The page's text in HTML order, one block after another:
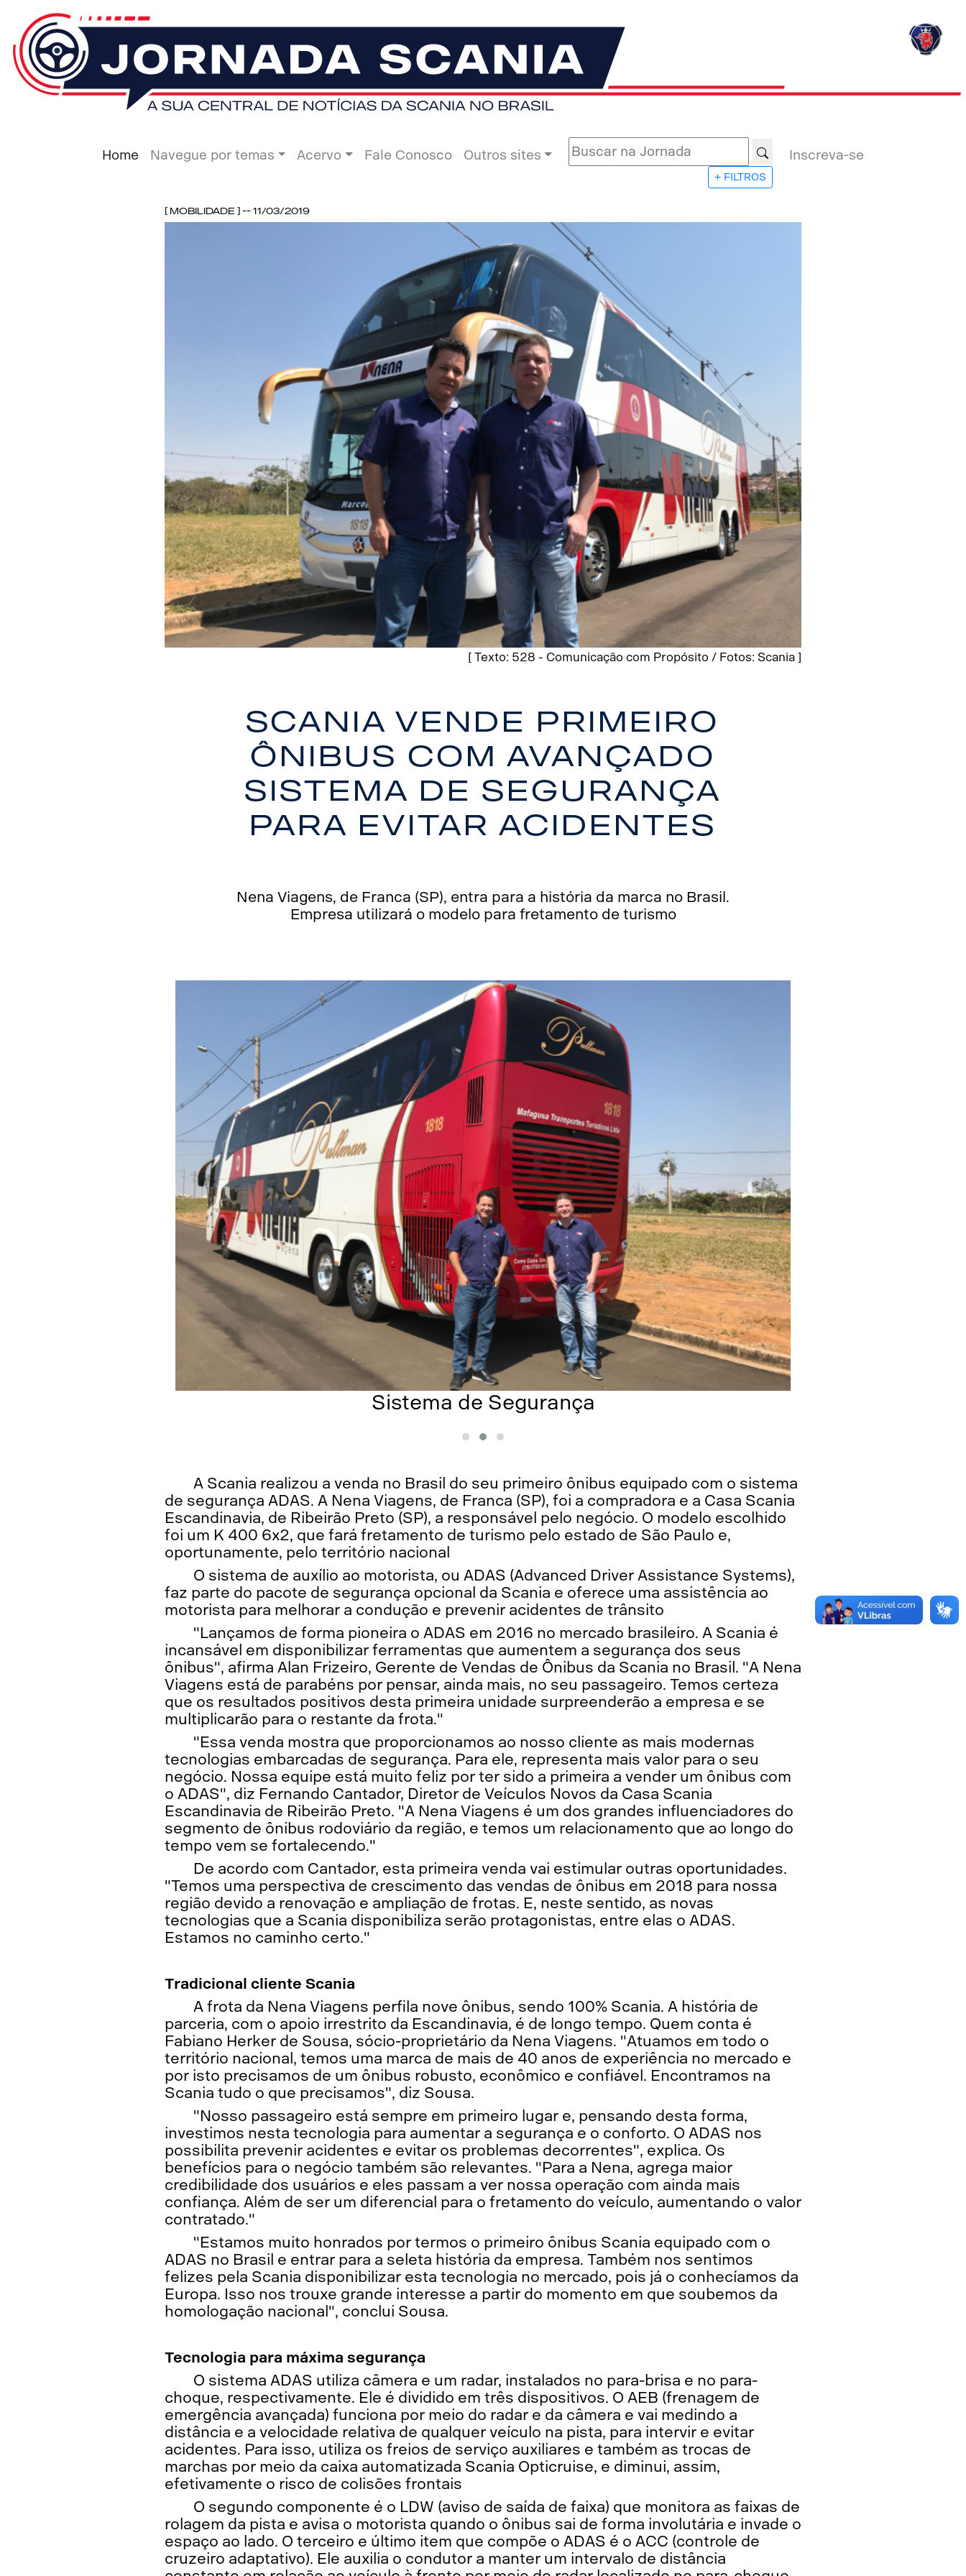
Home Navegue por temas Acervo Fale Conosco Outros sites
+ FILTROS
Inscreva-se
[ Mobilidade ] -- 11/03/2019
[ Texto: 528 - Comunicação com Propósito / Fotos: Scania ]
Scania vende primeiro
ônibus com avançado
sistema de segurança
para evitar acidentes
Nena Viagens, de Franca (SP), entra para a história da marca no Brasil.
Empresa utilizará o modelo para fretamento de turismo
Sistema de Segurança
A Scania realizou a venda no Brasil do seu primeiro ônibus equipado com o sistema
de segurança ADAS. A Nena Viagens, de Franca (SP), foi a compradora e a Casa Scania
Escandinavia, de Ribeirão Preto (SP), a responsável pelo negócio. O modelo escolhido
foi um K 400 6x2, que fará fretamento de turismo pelo estado de São Paulo e,
oportunamente, pelo território nacional
O sistema de auxílio ao motorista, ou ADAS (Advanced Driver Assistance Systems),
faz parte do pacote de segurança opcional da Scania e oferece uma assistência ao
motorista para melhorar a condução e prevenir acidentes de trânsito
"Lançamos de forma pioneira o ADAS em 2016 no mercado brasileiro. A Scania é
incansável em disponibilizar ferramentas que aumentem a segurança dos seus
ônibus", afirma Alan Frizeiro, Gerente de Vendas de Ônibus da Scania no Brasil. "A Nena
Viagens está de parabéns por pensar, ainda mais, no seu passageiro. Temos certeza
que os resultados positivos desta primeira unidade surpreenderão a empresa e se
multiplicarão para o restante da frota."
"Essa venda mostra que proporcionamos ao nosso cliente as mais modernas
tecnologias embarcadas de segurança. Para ele, representa mais valor para o seu
negócio. Nossa equipe está muito feliz por ter sido a primeira a vender um ônibus com
o ADAS", diz Fernando Cantador, Diretor de Veículos Novos da Casa Scania
Escandinavia de Ribeirão Preto. "A Nena Viagens é um dos grandes influenciadores do
segmento de ônibus rodoviário da região, e temos um relacionamento que ao longo do
tempo vem se fortalecendo."
De acordo com Cantador, esta primeira venda vai estimular outras oportunidades.
"Temos uma perspectiva de crescimento das vendas de ônibus em 2018 para nossa
região devido a renovação e ampliação de frotas. E, neste sentido, as novas
tecnologias que a Scania disponibiliza serão protagonistas, entre elas o ADAS.
Estamos no caminho certo."
Tradicional cliente Scania
A frota da Nena Viagens perfila nove ônibus, sendo 100% Scania. A história de
parceria, com o apoio irrestrito da Escandinavia, é de longo tempo. Quem conta é
Fabiano Herker de Sousa, sócio-proprietário da Nena Viagens. "Atuamos em todo o
território nacional, temos uma marca de mais de 40 anos de experiência no mercado e
por isto precisamos de um ônibus robusto, econômico e confiável. Encontramos na
Scania tudo o que precisamos", diz Sousa.
"Nosso passageiro está sempre em primeiro lugar e, pensando desta forma,
investimos nesta tecnologia para aumentar a segurança e o conforto. O ADAS nos
possibilita prevenir acidentes e evitar os problemas decorrentes", explica. Os
benefícios para o negócio também são relevantes. "Para a Nena, agrega maior
credibilidade dos usuários e eles passam a ver nossa operação com ainda mais
confiança. Além de ser um diferencial para o fretamento do veículo, aumentando o valor
contratado."
"Estamos muito honrados por termos o primeiro ônibus Scania equipado com o
ADAS no Brasil e entrar para a seleta história da empresa. Também nos sentimos
felizes pela Scania disponibilizar esta tecnologia no mercado, pois já o conhecíamos da
Europa. Isso nos trouxe grande interesse a partir do momento em que soubemos da
homologação nacional", conclui Sousa.
Tecnologia para máxima segurança
O sistema ADAS utiliza câmera e um radar, instalados no para-brisa e no para-
choque, respectivamente. Ele é dividido em três dispositivos. O AEB (frenagem de
emergência avançada) funciona por meio do radar e da câmera e vai medindo a
distância e a velocidade relativa de qualquer veículo na pista, para intervir e evitar
acidentes. Para isso, utiliza os freios de serviço auxiliares e também as trocas de
marchas por meio da caixa automatizada Scania Opticruise, e diminui, assim,
efetivamente o risco de colisões frontais
O segundo componente é o LDW (aviso de saída de faixa) que monitora as faixas de
rolagem da pista e avisa o motorista quando o ônibus sai de forma involutária e invade o
espaço ao lado. O terceiro e último item que compõe o ADAS é o ACC (controle de
cruzeiro adaptativo). Ele auxilia o condutor a manter um intervalo de distância